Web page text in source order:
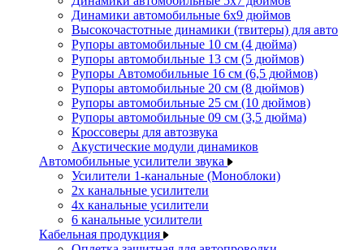
Динамики автомобильные 6x9 дюймов
Высокочастотные динамики (твитеры) для авто
Рупоры автомобильные 10 см (4 дюйма)
Рупоры автомобильные 13 см (5 дюймов)
Рупоры Автомобильные 16 см (6,5 дюймов)
Рупоры автомобильные 20 см (8 дюймов)
Рупоры автомобильные 25 см (10 дюймов)
Рупоры автомобильные 09 см (3,5 дюйма)
Кроссоверы для автозвука
Акустические модули динамиков
Автомобильные усилители звука
Усилители 1-канальные (Моноблоки)
2х канальные усилители
4х канальные усилители
6 канальные усилители
Кабельная продукция